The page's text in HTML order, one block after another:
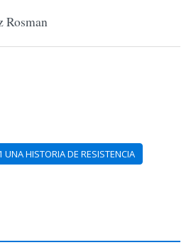
Rosman
UNA HISTORIA DE RESISTENCIA